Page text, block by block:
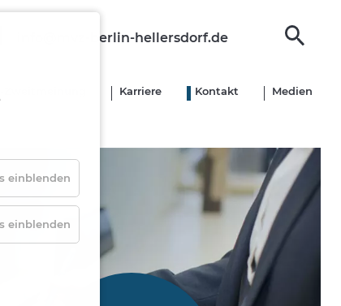
einblenden
einblenden
info@mvz-berlin-hellersdorf.de
Karriere Kontakt Medien